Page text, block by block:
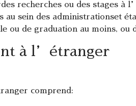
recherches ou des stages à
au sein des administrationset
ou de graduation au moins, ou
à l’étranger
comprend: